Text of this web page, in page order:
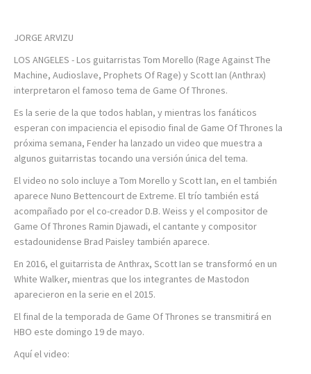
JORGE ARVIZU
LOS ANGELES - Los guitarristas Tom Morello (Rage Against The
Machine, Audioslave, Prophets Of Rage) y Scott Ian (Anthrax)
interpretaron el famoso tema de Game Of Thrones.
Es la serie de la que todos hablan, y mientras los fanáticos
esperan con impaciencia el episodio final de Game Of Thrones la
próxima semana, Fender ha lanzado un video que muestra a
algunos guitarristas tocando una versión única del tema.
El video no solo incluye a Tom Morello y Scott Ian, en el también
aparece Nuno Bettencourt de Extreme. El trío también está
acompañado por el co-creador D.B. Weiss y el compositor de
Game Of Thrones Ramin Djawadi, el cantante y compositor
estadounidense Brad Paisley también aparece.
En 2016, el guitarrista de Anthrax, Scott Ian se transformó en un
White Walker, mientras que los integrantes de Mastodon
aparecieron en la serie en el 2015.
El final de la temporada de Game Of Thrones se transmitirá en
HBO este domingo 19 de mayo.
Aquí el video: